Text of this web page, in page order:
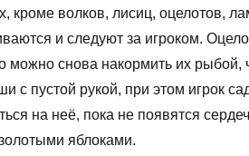
волков, лисиц, оцелотов,
и следуют за игроком.
снова накормить их рыбой,
пустой рукой, при этом игрок
на неё, пока не появятся
яблоками.